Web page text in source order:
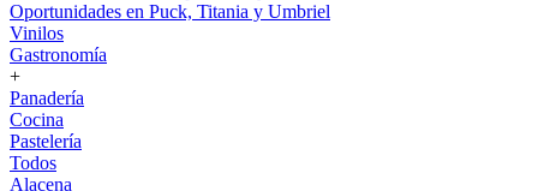
Oportunidades en Puck, Titania y Umbriel
Vinilos
Gastronomía
+
Panadería
Cocina
Pastelería
Todos
Alacena